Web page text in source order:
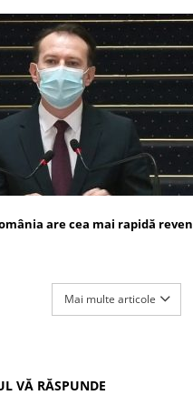
are cea mai rapidă
Mai multe articole
VĂ RĂSPUNDE